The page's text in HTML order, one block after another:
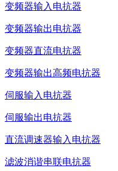
变频器输入电抗器
变频器输出电抗器
变频器直流电抗器
变频器输出高频电抗器
伺服输入电抗器
伺服输出电抗器
直流调速器输入电抗器
滤波消谐串联电抗器